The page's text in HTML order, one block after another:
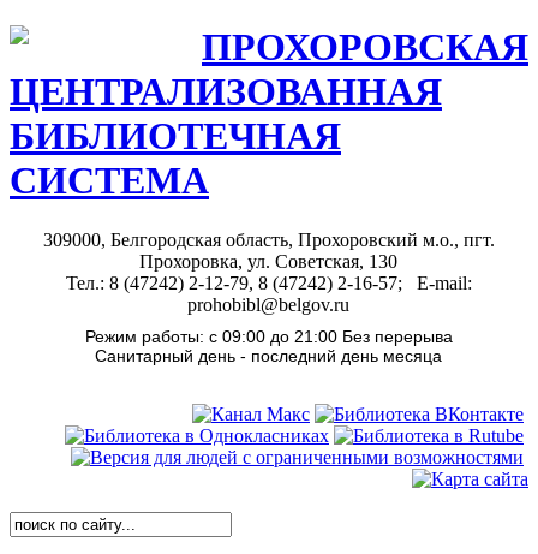
ПРОХОРОВСКАЯ
ЦЕНТРАЛИЗОВАННАЯ
БИБЛИОТЕЧНАЯ
СИСТЕМА
309000, Белгородская область, Прохоровский м.о., пгт.
Прохоровка, ул. Советская, 130
Тел.: 8 (47242) 2-12-79, 8 (47242) 2-16-57; E-mail:
prohobibl@belgov.ru
Режим работы: с 09:00 до 21:00 Без перерыва
Санитарный день - последний день месяца